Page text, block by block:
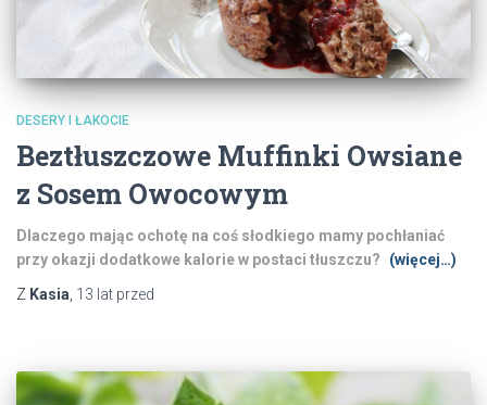
DESERY I ŁAKOCIE
Beztłuszczowe Muffinki Owsiane
z Sosem Owocowym
Dlaczego mając ochotę na coś słodkiego mamy pochłaniać
przy okazji dodatkowe kalorie w postaci tłuszczu?
(więcej…)
Z Kasia 13 lat przed